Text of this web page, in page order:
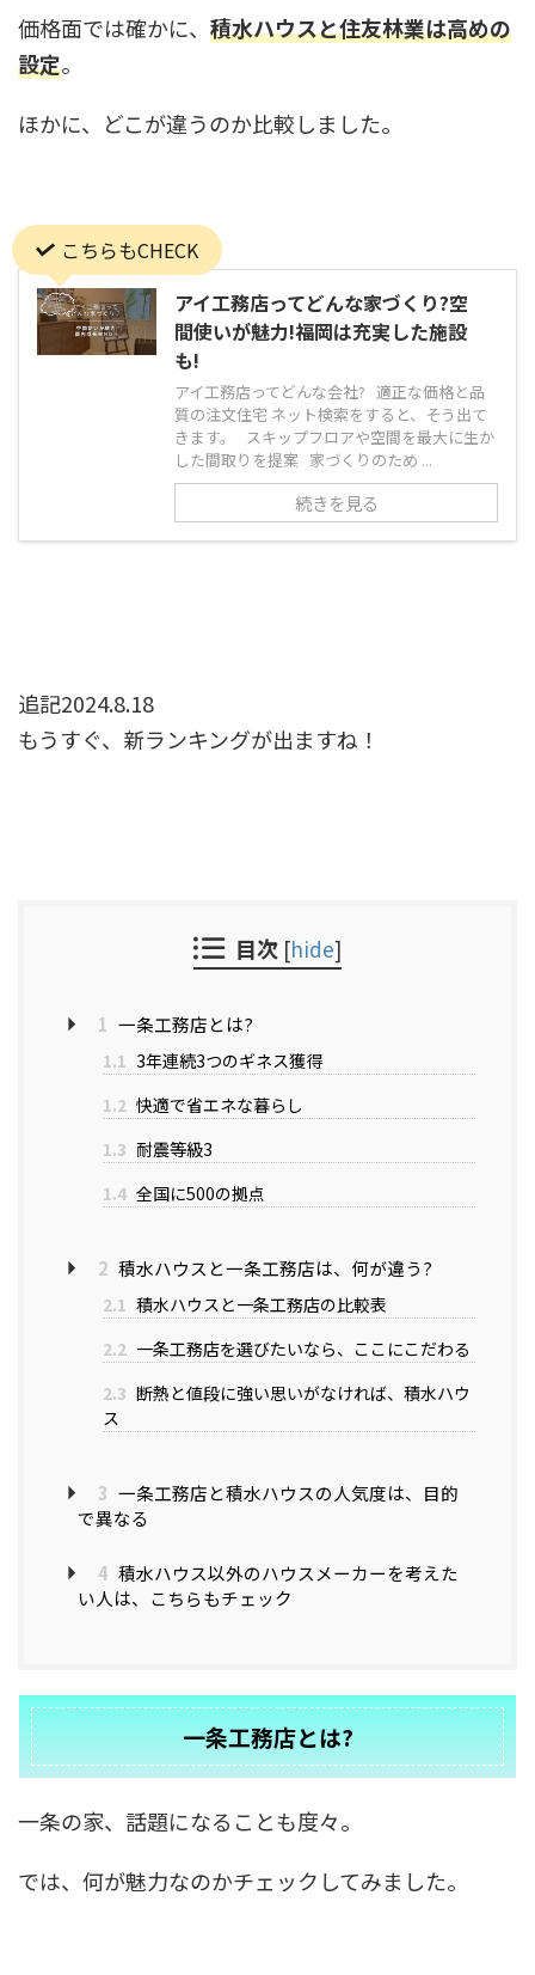
価格面では確かに、 積水ハウスと住友林業は高めの
設定。
ほかに、どこが違うのか比較しました。
こちらもCHECK
アイ工務店ってどんな家づくり?空
間使いが魅力!福岡は充実した施設
も!
アイ工務店ってどんな会社? 適正な価格と品
質の注文住宅 ネット検索をすると、そう出て
きます。 スキップフロアや空間を最大に生か
した間取りを提案 家づくりのため ...
続きを見る
追記2024.8.18
もうすぐ、新ランキングが出ますね！
目次 [hide]
1 一条工務店とは?
1.1 3年連続3つのギネス獲得
1.2 快適で省エネな暮らし
1.3 耐震等級3
1.4 全国に500の拠点
2 積水ハウスと一条工務店は、何が違う?
2.1 積水ハウスと一条工務店の比較表
2.2 一条工務店を選びたいなら、ここにこだわる
2.3 断熱と値段に強い思いがなければ、積水ハウ
ス
3 一条工務店と積水ハウスの人気度は、目的
で異なる
4 積水ハウス以外のハウスメーカーを考えた
い人は、こちらもチェック
一条工務店とは?
一条の家、話題になることも度々。
では、何が魅力なのかチェックしてみました。